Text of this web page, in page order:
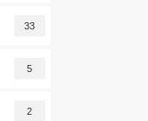
33
5
2